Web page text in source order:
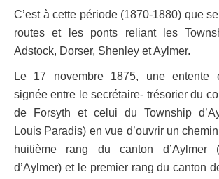
C’est à cette période (1870-1880) que
routes et les ponts reliant les
Adstock, Dorser, Shenley et Aylmer.
Le 17 novembre 1875, une entente
signée entre le secrétaire- trésorier du
de Forsyth et celui du Township
Louis Paradis) en vue d’ouvrir un
huitième rang du canton d’Aylmer
d’Aylmer) et le premier rang du canton